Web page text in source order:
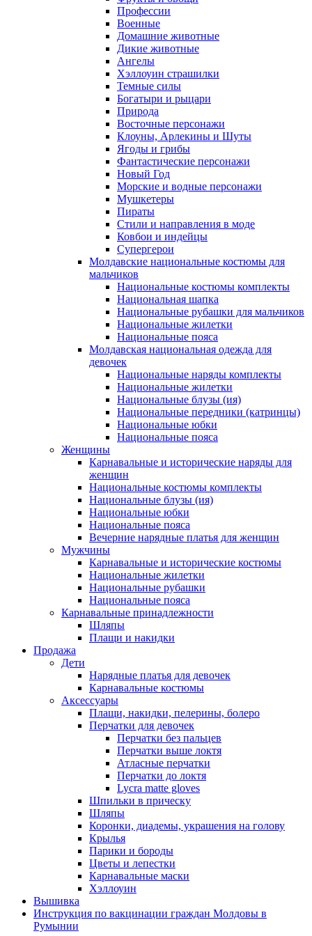
Профессии
Военные
Домашние животные
Дикие животные
Ангелы
Хэллоуин страшилки
Темные силы
Богатыри и рыцари
Природа
Восточные персонажи
Клоуны, Арлекины и Шуты
Ягоды и грибы
Фантастические персонажи
Новый Год
Морские и водные персонажи
Мушкетеры
Пираты
Стили и направления в моде
Ковбои и индейцы
Супергерои
Молдавские национальные костюмы для
мальчиков
Национальные костюмы комплекты
Национальная шапка
Национальные рубашки для мальчиков
Национальные жилетки
Национальные пояса
Молдавская национальная одежда для
девочек
Национальные наряды комплекты
Национальные жилетки
Национальные блузы (ия)
Национальные передники (катринцы)
Национальные юбки
Национальные пояса
Женщины
Карнавальные и исторические наряды для
женщин
Национальные костюмы комплекты
Национальные блузы (ия)
Национальные юбки
Национальные пояса
Вечерние нарядные платья для женщин
Мужчины
Карнавальные и исторические костюмы
Национальные жилетки
Национальные рубашки
Национальные пояса
Карнавальные принадлежности
Шляпы
Плащи и накидки
Продажа
Дети
Нарядные платья для девочек
Карнавальные костюмы
Аксессуары
Плащи, накидки, пелерины, болеро
Перчатки для девочек
Перчатки без пальцев
Перчатки выше локтя
Атласные перчатки
Перчатки до локтя
Lycra matte gloves
Шпильки в прическу
Шляпы
Коронки, диадемы, украшения на голову
Крылья
Парики и бороды
Цветы и лепестки
Карнавальные маски
Хэллоуин
Вышивка
Инструкция по вакцинации граждан Молдовы в
Румынии